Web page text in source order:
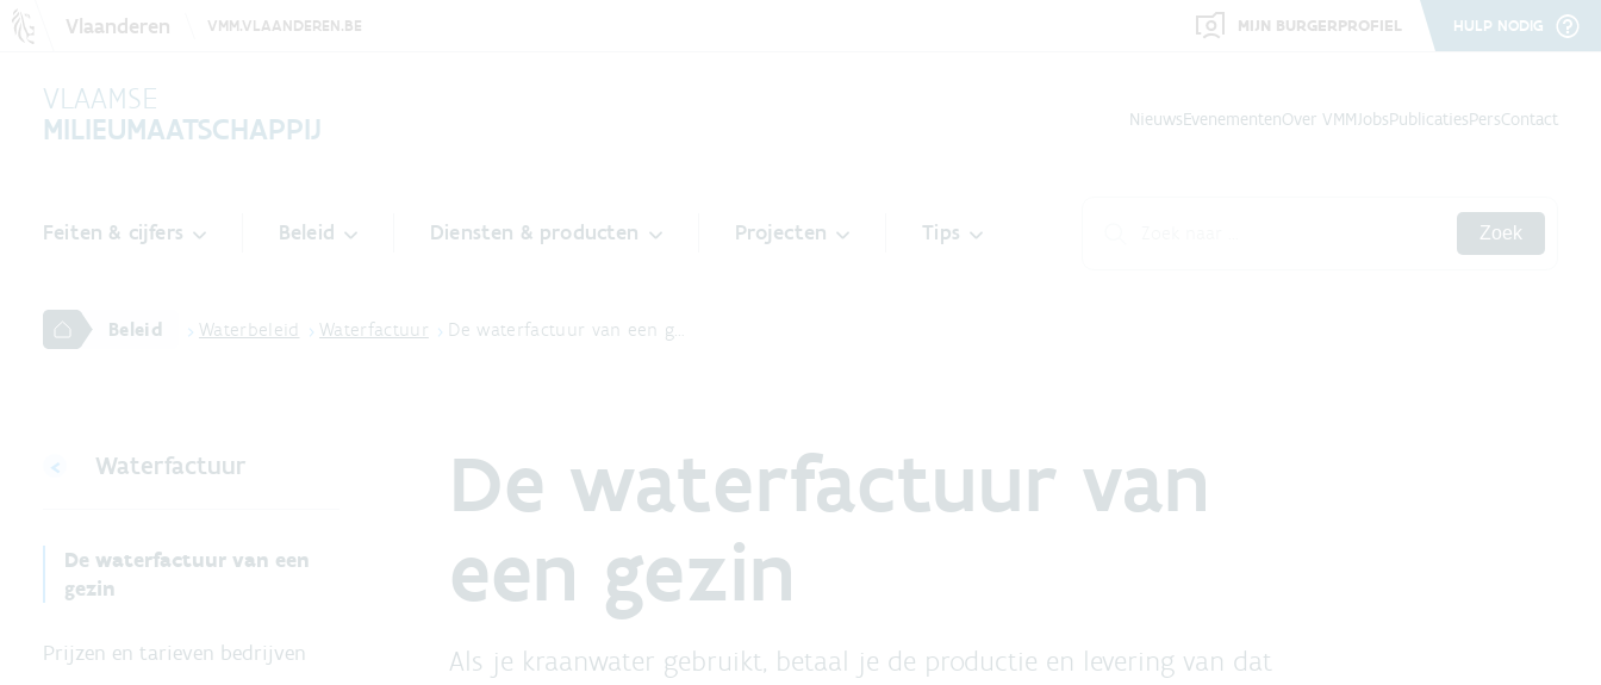
Vlaanderen VMM.VLAANDEREN.BE MIJN BURGERPROFIEL HULP NODIG
VLAAMSE
MILIEUMAATSCHAPPIJ
NieuwsEvenementenOver VMMJobsPublicatiesPersContact
Feiten & cijfers Beleid Diensten & producten Projecten Tips Zoek
Beleid Waterbeleid Waterfactuur De waterfactuur van een g…
Waterfactuur
De waterfactuur van een
gezin
Prijzen en tarieven bedrijven
De waterfactuur van
een gezin
Als je kraanwater gebruikt, betaal je de productie en levering van dat